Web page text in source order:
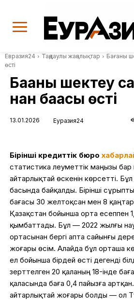
Евразия24 Таңдаулы жаңалықтар
Бағаны
өсті
Бағаны шектеу
нан бағасы өсті
13.01.2026 Еуразия24
Бірінші кредиттік бюро
статистика әлеуметтік маңызы
айтарлықтай өскенін көрсетті.
басында байқалды. Бірінші сұрыпты
бағасы 30 желтоқсан мен 8
Қазақстан бойынша орта есеппен
қымбаттады. Бұл — 2022 жылғы
ортасынан бергі апта сайынғы
жоғары өсім. Алайда бұл орташа
ел бойынша бірдей өсті дегенді
зерттелген 20 қаланың 18-інде
қаласында баға 0,4 пайызға
айтарлықтай жоғары болды — ол